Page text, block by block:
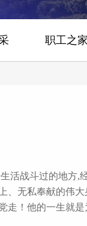
职工之家
活战斗过的地方,
无私奉献的伟大
走！他的一生就